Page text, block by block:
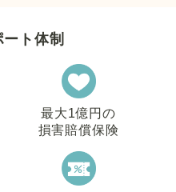
ト体制
最大1億円の
損害賠償保険